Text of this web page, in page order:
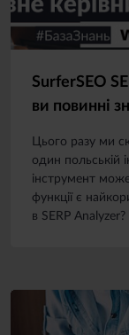
SurferSEO
ви повинні
Цього разу ми
один польській
інструмент
функції є
в SERP Analyzer?